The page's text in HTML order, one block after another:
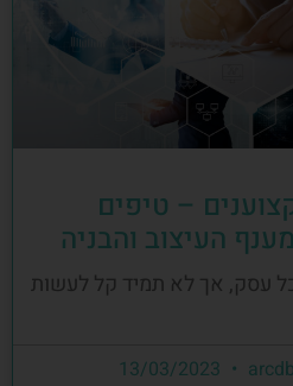
– טיפים
העיצוב והבניה
עסק, אך לא תמיד קל לעשות